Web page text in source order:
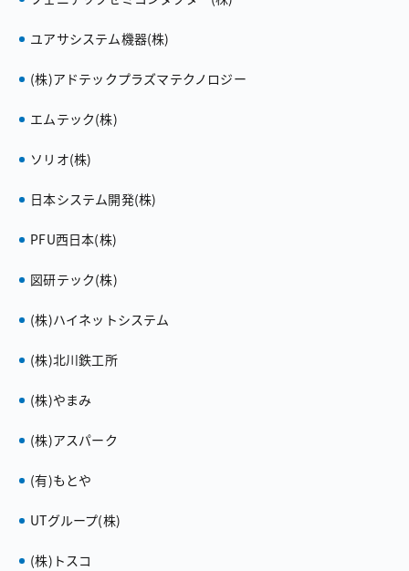
ユアサシステム機器（株）
（株）アドテックプラズマテクノロジー
エムテック（株）
ソリオ（株）
日本システム開発（株）
PFU西日本（株）
図研テック（株）
（株）ハイネットシステム
（株）北川鉄工所
（株）やまみ
（株）アスパーク
（有）もとや
UTグループ（株）
（株）トスコ